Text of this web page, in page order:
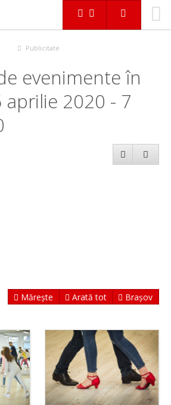
Publicitate
evenimente în
aprilie 2020 - 7
Mărește Arată tot Brașov